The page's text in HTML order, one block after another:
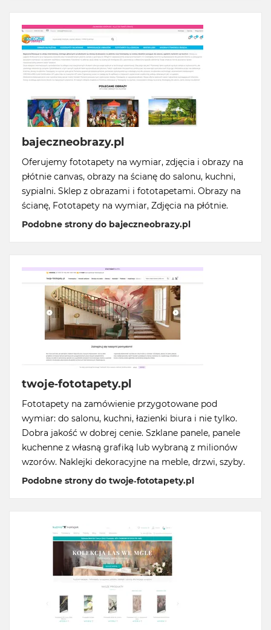
bajeczneobrazy.pl
Oferujemy fototapety na wymiar, zdjęcia i obrazy na
płótnie canvas, obrazy na ścianę do salonu, kuchni,
sypialni. Sklep z obrazami i fototapetami. Obrazy na
ścianę, Fototapety na wymiar, Zdjęcia na płótnie.
Podobne strony do bajeczneobrazy.pl
twoje-fototapety.pl
Fototapety na zamówienie przygotowane pod
wymiar: do salonu, kuchni, łazienki biura i nie tylko.
Dobra jakość w dobrej cenie. Szklane panele, panele
kuchenne z własną grafiką lub wybraną z milionów
wzorów. Naklejki dekoracyjne na meble, drzwi, szyby.
Podobne strony do twoje-fototapety.pl